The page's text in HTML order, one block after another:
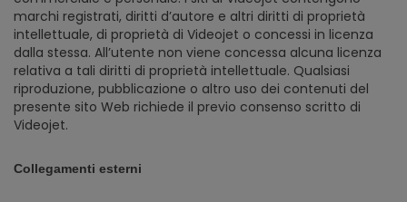
marchi registrati, diritti d’autore e altri diritti di proprietà
intellettuale, di proprietà di Videojet o concessi in licenza
dalla stessa. All’utente non viene concessa alcuna licenza
relativa a tali diritti di proprietà intellettuale. Qualsiasi
riproduzione, pubblicazione o altro uso dei contenuti del
presente sito Web richiede il previo consenso scritto di
Videojet.
Collegamenti esterni